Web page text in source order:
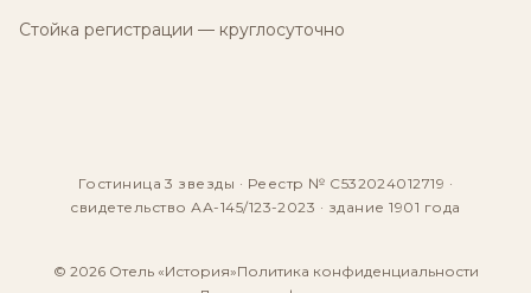
Стойка регистрации — круглосуточно
Гостиница 3 звезды · Реестр № С532024012719 ·
свидетельство АА-145/123-2023 · здание 1901 года
© 2026 Отель «История»Политика конфиденциальности